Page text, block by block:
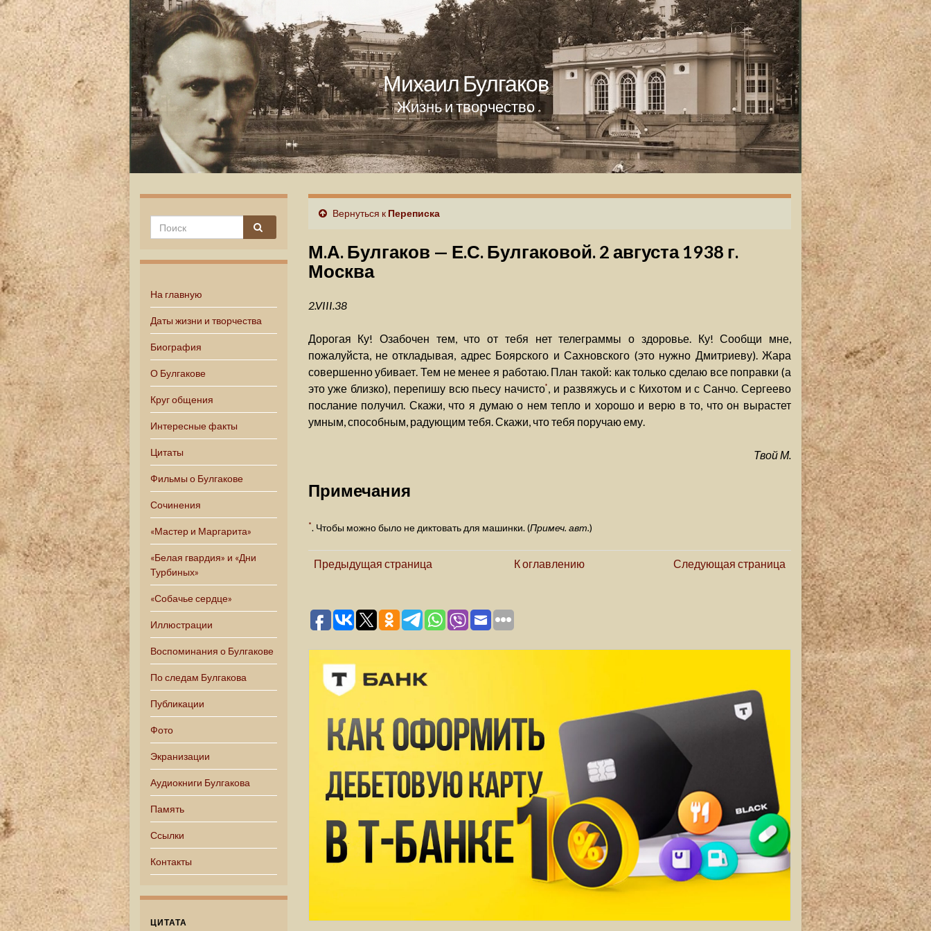
Михаил Булгаков
Жизнь и творчество
На главную
Даты жизни и творчества
Биография
О Булгакове
Круг общения
Интересные факты
Цитаты
Фильмы о Булгакове
Сочинения
«Мастер и Маргарита»
«Белая гвардия» и «Дни
Турбиных»
«Собачье сердце»
Иллюстрации
Воспоминания о Булгакове
По следам Булгакова
Публикации
Фото
Экранизации
Аудиокниги Булгакова
Память
Ссылки
Контакты
ЦИТАТА
Вернуться к Переписка
М.А. Булгаков — Е.С. Булгаковой. 2 августа 1938 г.
Москва
2.VIII.38
Дорогая Ку! Озабочен тем, что от тебя нет телеграммы о здоровье. Ку! Сообщи мне,
пожалуйста, не откладывая, адрес Боярского и Сахновского (это нужно Дмитриеву). Жара
совершенно убивает. Тем не менее я работаю. План такой: как только сделаю все поправки (а
это уже близко), перепишу всю пьесу начисто*, и развяжусь и с Кихотом и с Санчо. Сергеево
послание получил. Скажи, что я думаю о нем тепло и хорошо и верю в то, что он вырастет
умным, способным, радующим тебя. Скажи, что тебя поручаю ему.
Твой М.
Примечания
*. Чтобы можно было не диктовать для машинки. (Примеч. авт.)
Предыдущая страница К оглавлению Следующая страница